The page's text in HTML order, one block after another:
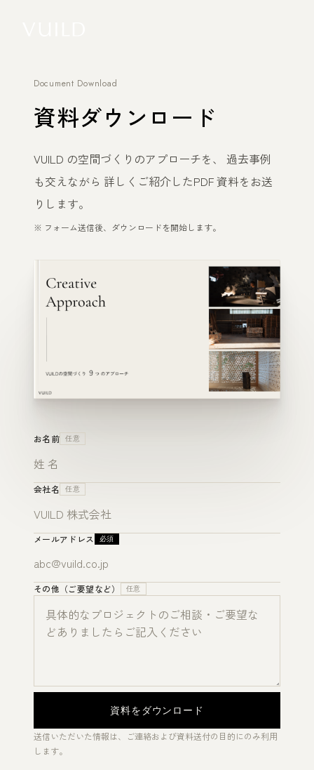
Document Download
資料ダウンロード
VUILD の空間づくりのアプローチを、 過去事例
も交えながら 詳しくご紹介したPDF 資料をお送
りします。
※ フォーム送信後、ダウンロードを開始します。
お名前 任意
会社名 任意
メールアドレス 必須
その他（ご要望など） 任意
資料をダウンロード
送信いただいた情報は、ご連絡および資料送付の目的にのみ利用
します。